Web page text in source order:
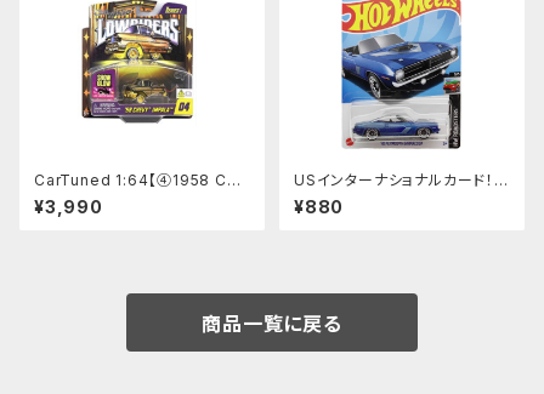
CarTuned 1:64【④1958 Che
vy Impala】 Lowriders SHO
W GLOW Series 1 カーチュー
¥3,990
USインターナショナルカード！
【’70 PLYMOUTH BARRACU
DA】ブルー ’70 プリマス バラク
¥880
商品一覧に戻る